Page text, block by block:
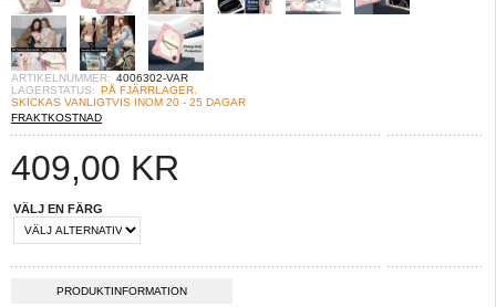
ARTIKELNUMMER: 4006302-VAR
LAGERSTATUS: PÅ FJÄRRLAGER.
SKICKAS VANLIGTVIS INOM 20 - 25 DAGAR
FRAKTKOSTNAD
409,00 KR
VÄLJ EN FÄRG
PRODUKTINFORMATION